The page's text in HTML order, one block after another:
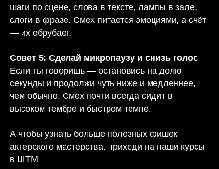
шаги по сцене, слова в тексте, лампы в зале,
слоги в фразе. Смех питается эмоциями, а счёт
— их обрубает.
Совет 5: Сделай микропаузу и снизь голос
Если ты говоришь — остановись на долю
секунды и продолжи чуть ниже и медленнее,
чем обычно. Смех почти всегда сидит в
высоком тембре и быстром темпе.
А чтобы узнать больше полезных фишек
актерского мастерства, приходи на наши курсы
в ШТМ